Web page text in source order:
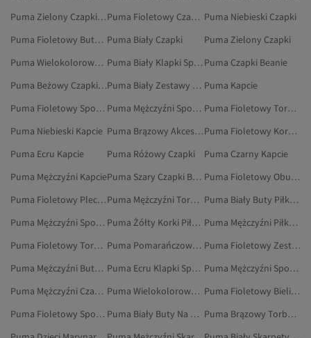
Puma Zielony Czapki Sportowe
Puma Fioletowy Czapki Beanie Puma Niebieski Czapki
Puma Fioletowy Buty Piłkarskie Puma Biały Czapki
Puma Zielony Czapki
Puma Wielokolorowy Kapcie
Puma Biały Klapki Sportowe Puma Czapki Beanie
Puma Beżowy Czapki Beanie
Puma Biały Zestawy Dwuczęściowe Puma Kapcie
Puma Fioletowy Spodnie Dresowe
Puma Mężczyźni Spodnie
Puma Fioletowy Torebki Na Ramię
Puma Niebieski Kapcie
Puma Brązowy Akcesoria
Puma Fioletowy Korki Piłkarskie
Puma Ecru Kapcie
Puma Różowy Czapki
Puma Czarny Kapcie
Puma Mężczyźni Kapcie
Puma Szary Czapki Beanie
Puma Fioletowy Obuwie
Puma Fioletowy Plecaki
Puma Mężczyźni Torebki Na Ramię
Puma Biały Buty Piłkarskie
Puma Mężczyźni Spodnie Dresowe
Puma Żółty Korki Piłkarskie
Puma Mężczyźni Piłka Nożna
Puma Fioletowy Torby I Torebki
Puma Pomarańczowy Czapki Beanie
Puma Fioletowy Zestawy Dresowe
Puma Mężczyźni Buty Piłkarskie
Puma Ecru Klapki Sportowe
Puma Mężczyźni Spodnie Sportowe
Puma Mężczyźni Czapki Beanie
Puma Wielokolorowy Czapki Beanie
Puma Fioletowy Bielizna I Piżamy
Puma Fioletowy Sportowe Spodnie Dresowe
Puma Biały Buty Na Płaskim Obcasie
Puma Brązowy Torby I Torebki